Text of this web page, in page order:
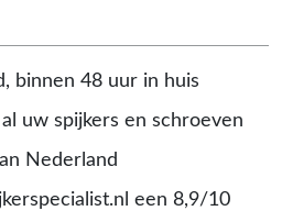
binnen 48 uur in huis
uw spijkers en schroeven
Nederland
een 8,9/10